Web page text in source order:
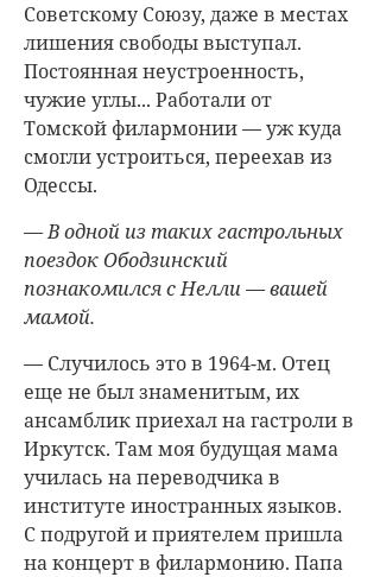
Советскому Союзу, даже в местах
лишения свободы выступал.
Постоянная неустроенность,
чужие углы... Работали от
Томской филармонии — уж куда
смогли устроиться, переехав из
Одессы.
— В одной из таких гастрольных
поездок Ободзинский
познакомился с Нелли — вашей
мамой.
— Случилось это в 1964-м. Отец
еще не был знаменитым, их
ансамблик приехал на гастроли в
Иркутск. Там моя будущая мама
училась на переводчика в
институте иностранных языков.
С подругой и приятелем пришла
на концерт в филармонию. Папа